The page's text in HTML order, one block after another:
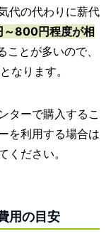
代の代わりに薪代
800円程度が相
とが多いので、
なります。
ターで購入するこ
を利用する場合は
ください。
用の目安